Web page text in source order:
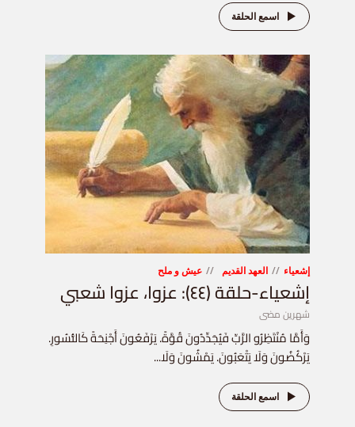
اسمع الحلقة
إشعياء العهد القديم عيش و ملح
إشعياء-حلقة (٤٤): عزوا، عزوا شعبي
شهرين مضى
وَأَمَّا مُنْتَظِرُو الرَّبِّ فَيُجَدِّدُونَ قُوَّةً. يَرْفَعُونَ أَجْنِحَةً كَالنُّسُورِ.
يَرْكُضُونَ وَلَا يَتْعَبُونَ. يَمْشُونَ وَلَا...
اسمع الحلقة